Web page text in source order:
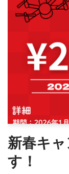
ッ
新春キ
す！